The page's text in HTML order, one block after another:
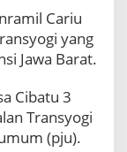
Cariu
yang
Jawa Barat.
Cibatu 3
Transyogi
(pju).